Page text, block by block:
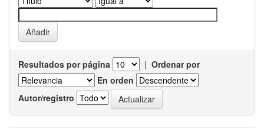
Resultados por página | Ordenar por
En orden
Autor/registro